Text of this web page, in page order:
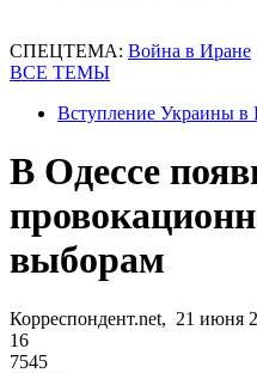
СПЕЦТЕМА: Война в Иране
ВСЕ ТЕМЫ
Вступление Украины в
В Одессе
выборам
Корреспондент.net, 21 июня
16
7545